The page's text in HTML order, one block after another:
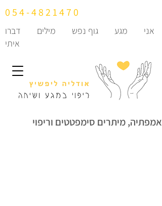
054-4821470
אני מגע גוף נפש מילים
דברו
איתי
אמפתיה, מיתרים סימפטטים וריפוי